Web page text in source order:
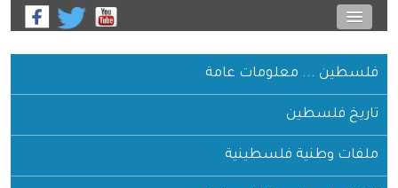
فلسطين ... معلومات عامة
تاريخ فلسطين
ملفات وطنية فلسطينية